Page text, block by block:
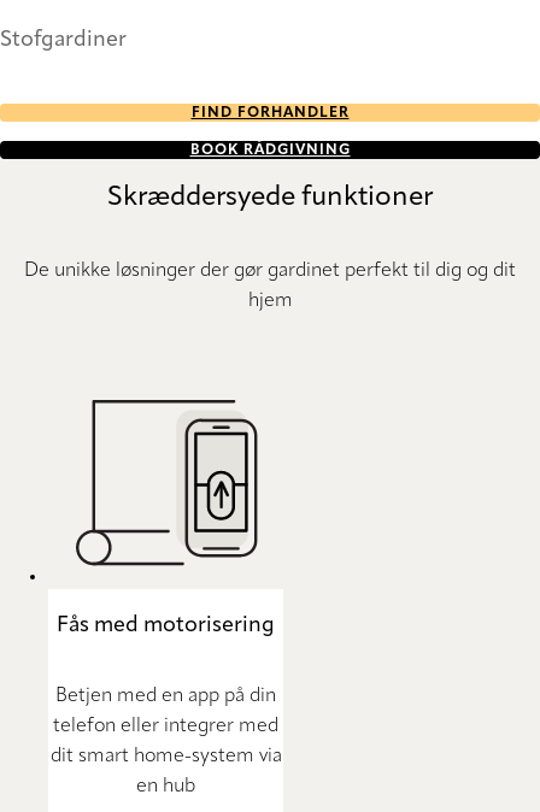
Stofgardiner
FIND FORHANDLER
BOOK RÅDGIVNING
Skræddersyede funktioner
De unikke løsninger der gør gardinet perfekt til dig og dit
hjem
Fås med motorisering
Betjen med en app på din
telefon eller integrer med
dit smart home-system via
en hub